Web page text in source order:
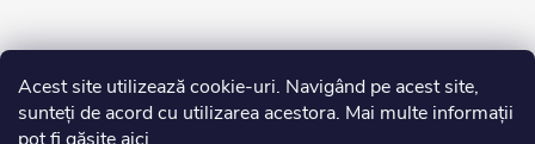
Acest site utilizează cookie-uri. Navigând pe acest site,
sunteți de acord cu utilizarea acestora. Mai multe informații